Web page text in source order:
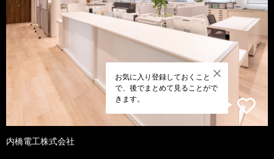
お気に入り登録しておくこと
で、後でまとめて見ることがで
きます。
内橋電工株式会社